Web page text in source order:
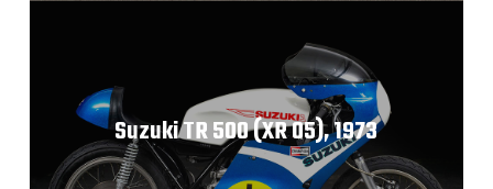
Suzuki TR 500 (XR 05), 1973